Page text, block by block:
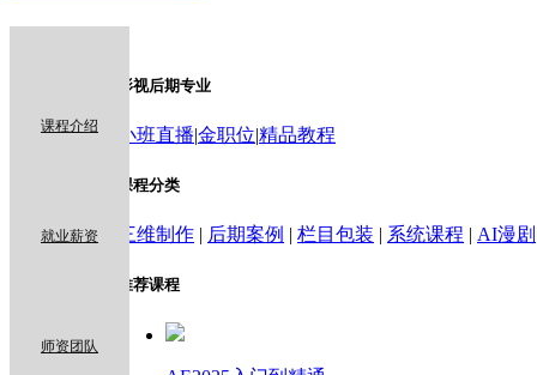
课程介绍
就业薪资
师资团队
影视后期专业
小班直播|金职位|精品教程
课程分类
三维制作 | 后期案例 | 栏目包装 | 系统课程 | AI漫剧
推荐课程